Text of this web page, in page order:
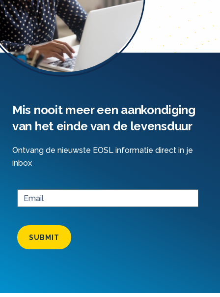
Mis nooit meer een aankondiging
van het einde van de levensduur
Ontvang de nieuwste EOSL informatie direct in je
inbox
SUBMIT